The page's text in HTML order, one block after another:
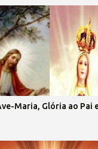
Maria, Glória ao Pai